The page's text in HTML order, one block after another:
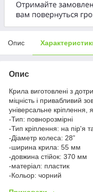
Опис
Опис
Крила виготовлені з
міцність і привабливий
універсальне кріплення,
-Тип: повнорозмірні
-Тип кріплення: на пір'я
-Діаметр колеса: 28”
-ширина крила: 55 мм
-довжина стійок: 370 мм
-матеріал: пластик
-Кольор: чорний